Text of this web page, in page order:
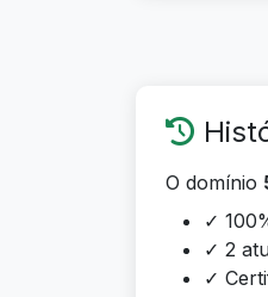
O domínio
✓
✓ 2
✓